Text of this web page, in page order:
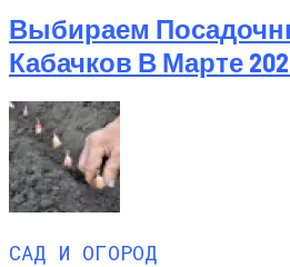
Выбираем
Кабачков В Марте
САД И ОГОРОД